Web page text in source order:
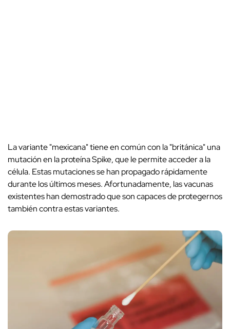
La variante "mexicana" tiene en común con la "británica" una
mutación en la proteína Spike, que le permite acceder a la
célula. Estas mutaciones se han propagado rápidamente
durante los últimos meses. Afortunadamente, las vacunas
existentes han demostrado que son capaces de protegernos
también contra estas variantes.